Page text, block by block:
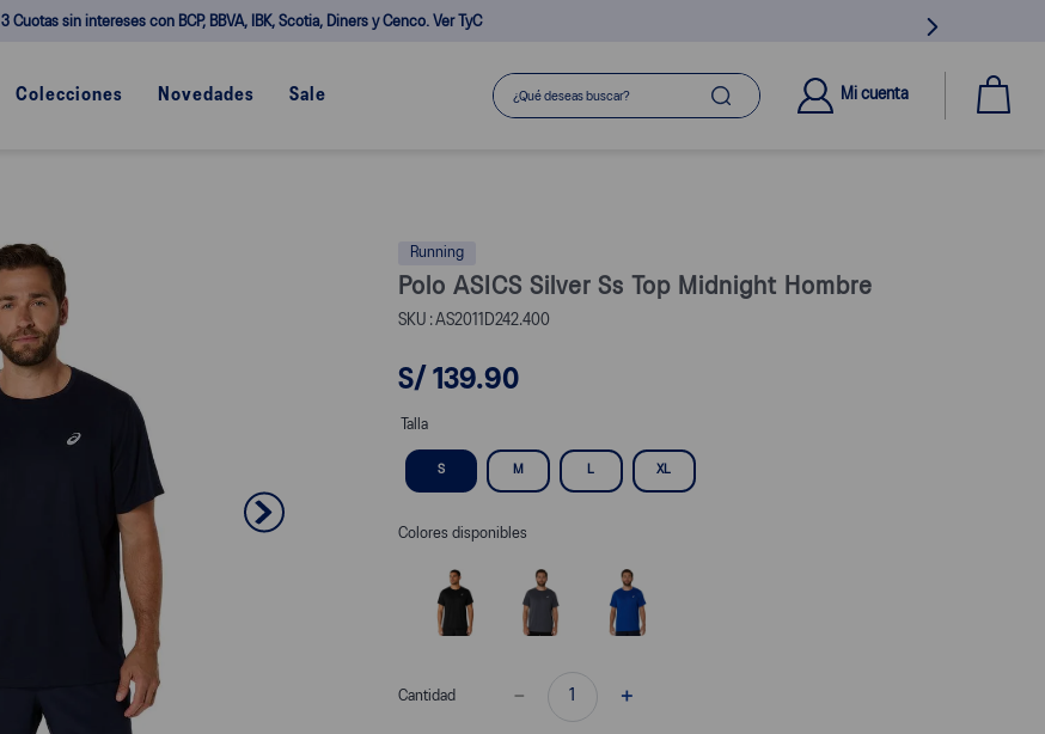
3 Cuotas sin intereses con BCP, BBVA, IBK, Scotia, Diners y Cenco. Ver TyC
Colecciones Novedades Sale
¿Qué deseas buscar?
Mi cuenta
Running
Polo ASICS Silver Ss Top Midnight Hombre
AS2011D242.400
S/ 139.90
Talla
S M L XL
Colores disponibles
Cantidad ＋
－